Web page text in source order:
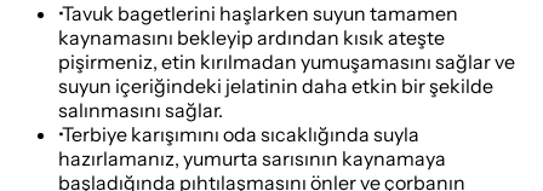
•Tavuk bagetlerini haşlarken suyun tamamen
kaynamasını bekleyip ardından kısık ateşte
pişirmeniz, etin kırılmadan yumuşamasını sağlar ve
suyun içeriğindeki jelatinin daha etkin bir şekilde
salınmasını sağlar.
•Terbiye karışımını oda sıcaklığında suyla
hazırlamanız, yumurta sarısının kaynamaya
başladığında pıhtılaşmasını önler ve çorbanın